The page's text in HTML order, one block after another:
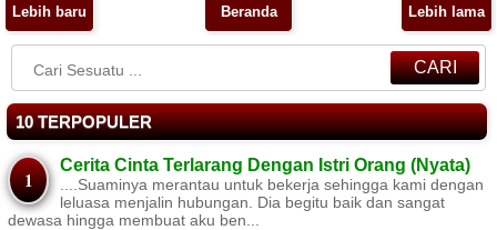
Lebih baru Lebih lama
Beranda
CARI
10 TERPOPULER
Cerita Cinta Terlarang Dengan Istri Orang (Nyata)
....Suaminya merantau untuk bekerja sehingga kami dengan
leluasa menjalin hubungan. Dia begitu baik dan sangat
dewasa hingga membuat aku ben...